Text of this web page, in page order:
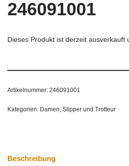
246091001
Dieses Produkt ist derzeit ausverkauft
Artikelnummer: 246091001
Kategorien: Damen, Slipper und Trotteur
Beschreibung